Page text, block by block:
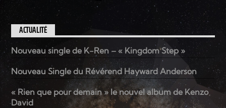
ACTUALITÉ
Nouveau single de K-Ren – « Kingdom Step »
Nouveau Single du Révérend Hayward Anderson
« Rien que pour demain » le nouvel album de Kenzo
David